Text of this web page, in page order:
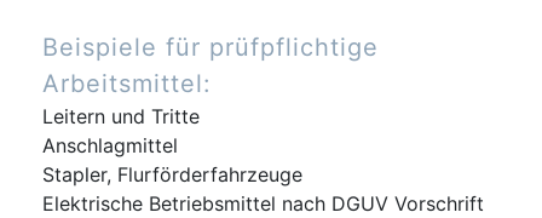
Beispiele für prüfpflichtige
Arbeitsmittel:
Leitern und Tritte
Anschlagmittel
Stapler, Flurförderfahrzeuge
Elektrische Betriebsmittel nach DGUV Vorschrift